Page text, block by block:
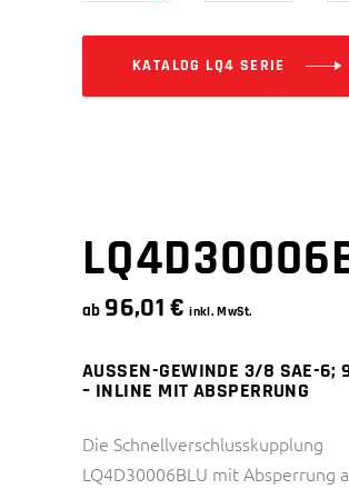
KATALOG LQ4 SERIE
ab 96,01€ inkl. MwSt.
AUSSEN-GEWINDE 3/8 SAE-6;
– INLINE MIT ABSPERRUNG
Die Schnellverschlusskupplung
LQ4D30006BLU mit Absperrung